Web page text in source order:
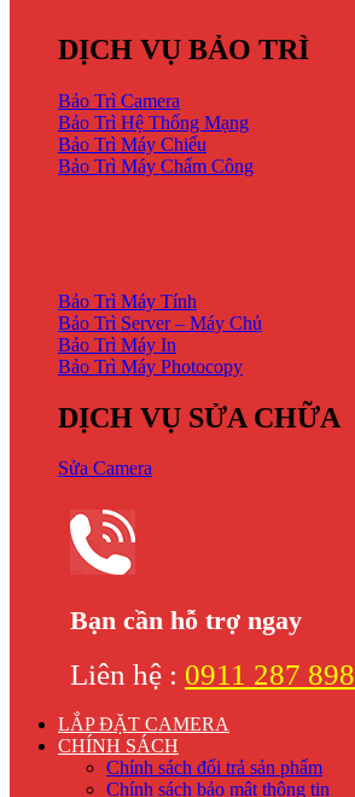
DỊCH VỤ BẢO TRÌ
Bảo Trì Camera
Bảo Trì Hệ Thống Mạng
Bảo Trì Máy Chiếu
Bảo Trì Máy Chấm Công
Bảo Trì Máy Tính
Bảo Trì Server – Máy Chủ
Bảo Trì Máy In
Bảo Trì Máy Photocopy
DỊCH VỤ SỬA CHỮA
Sửa Camera
Bạn cần hỗ trợ ngay
Liên hệ : 0911 287 898
LẮP ĐẶT CAMERA
CHÍNH SÁCH
Chính sách đổi trả sản phẩm
Chính sách bảo mật thông tin